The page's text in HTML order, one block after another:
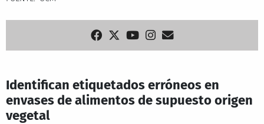
Identifican etiquetados erróneos en
envases de alimentos de supuesto origen
vegetal